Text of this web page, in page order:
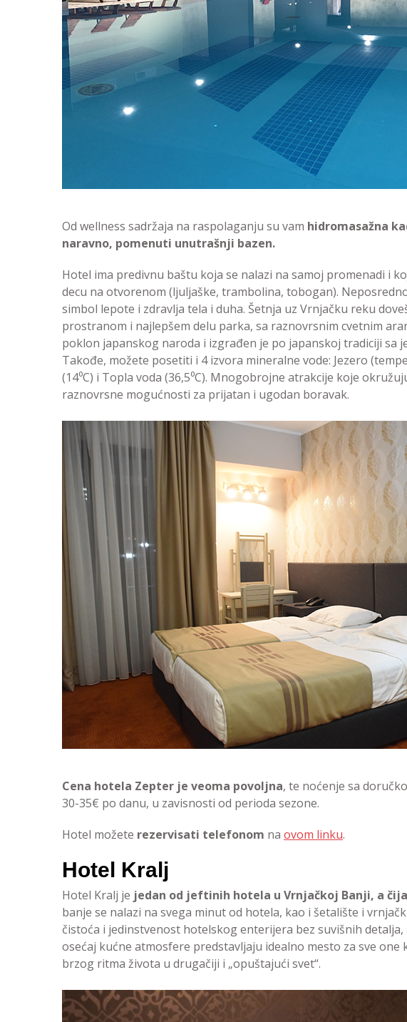
Od wellness sadržaja na raspolaganju su vam hidromasažna
naravno, pomenuti unutrašnji bazen.
Hotel ima predivnu baštu koja se nalazi na samoj promenadi i
decu na otvorenom (ljuljaške, trambolina, tobogan).
simbol lepote i zdravlja tela i duha. Šetnja uz Vrnjačku reku
prostranom i najlepšem delu parka, sa raznovrsnim cvetnim
poklon japanskog naroda i izgrađen je po japanskoj tradiciji sa
Takođe, možete posetiti i 4 izvora mineralne vode: Jezero
(14⁰C) i Topla voda (36,5⁰C). Mnogobrojne atrakcije koje
raznovrsne mogućnosti za prijatan i ugodan boravak.
Cena hotela Zepter je veoma povoljna, te noćenje sa
30-35€ po danu, u zavisnosti od perioda sezone.
Hotel možete rezervisati telefonom na ovom linku.
Hotel Kralj
Hotel Kralj je jedan od jeftinih hotela u Vrnjačkoj Banji, a
banje se nalazi na svega minut od hotela, kao i šetalište i
čistoća i jedinstvenost hotelskog enterijera bez suvišnih
osećaj kućne atmosfere predstavljaju idealno mesto za sve
brzog ritma života u drugačiji i „opuštajući svet“.